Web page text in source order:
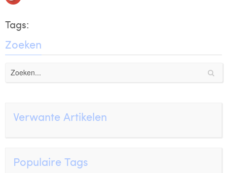
Tags:
Zoeken
Verwante Artikelen
Populaire Tags